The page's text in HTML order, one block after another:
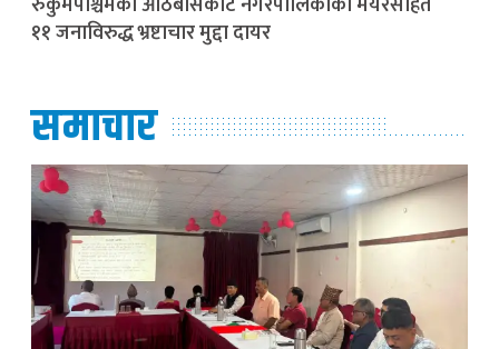
११ जनाविरुद्ध भ्रष्टाचार मुद्दा दायर
समाचार